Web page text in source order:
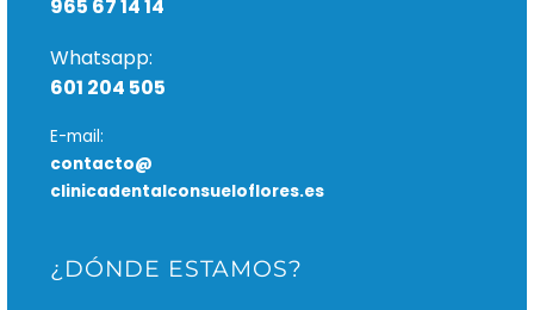
965 67 14 14
Whatsapp:
601 204 505
E-mail:
contacto@
clinicadentalconsueloflores.es
¿DÓNDE ESTAMOS?